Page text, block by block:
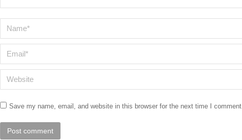
Name *
Email *
Website
Save my name, email, and website in this browser for the next time I comment.
Post comment